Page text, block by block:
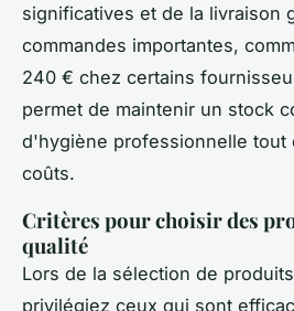
significatives et de la livraison
commandes importantes,
240 € chez certains
permet de maintenir un stock
d'hygiène professionnelle tout
coûts.
Critères pour choisir des
qualité
Lors de la sélection de
privilégiez ceux qui sont